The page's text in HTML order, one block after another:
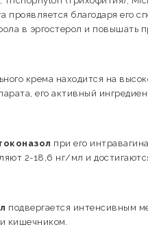
проявляется благодаря его
в эргостерол и
крема находится на
его активный
при его
2-18,6 нг/мл и
подвергается интенсивным
кишечником.